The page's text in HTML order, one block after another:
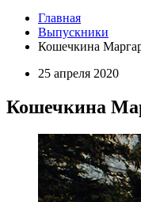
Главная
Выпускники
Кошечкина
25 апреля 2020
Кошечкина